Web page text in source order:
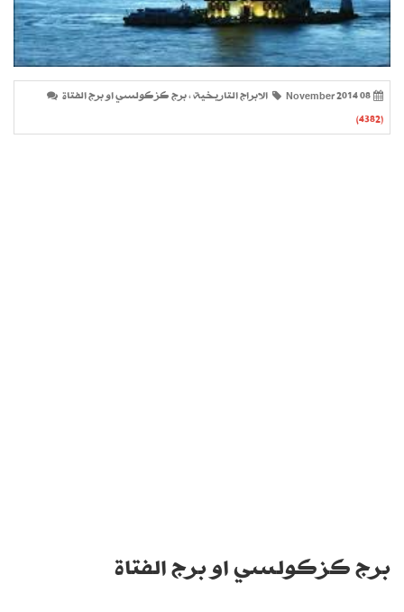
08 November 2014
الابراج التاريخية ، برج كزكولسي او برج الفتاة
(4382)
برج كزكولسي او برج الفتاة